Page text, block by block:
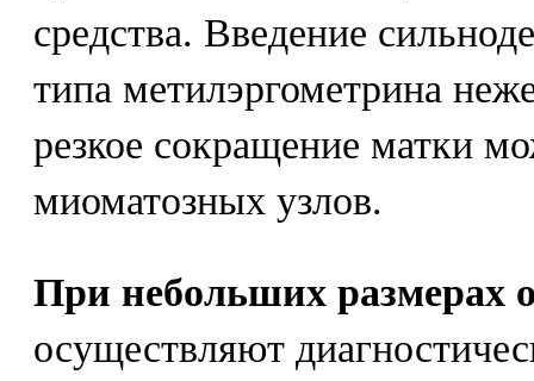
средства. Введение
типа метилэргометрина
резкое сокращение матки
миоматозных узлов.
При небольших размерах
осуществляют